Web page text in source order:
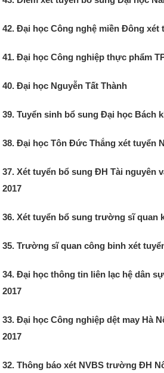
42. Đại học Công nghệ miền Đông xét
41. Đại học Công nghiệp thực phẩm
40. Đại học Nguyễn Tất Thành
39. Tuyển sinh bổ sung Đại học Bách
38. Đại học Tôn Đức Thắng xét tuyển
37. Xét tuyển bổ sung ĐH Tài nguyên
2017
36. Xét tuyển bổ sung trường sĩ quan
35. Trường sĩ quan công binh xét
34. Đại học thông tin liên lạc hệ dân
2017
33. Đại học Công nghiệp dệt may Hà
2017
32. Thông báo xét NVBS trường ĐH